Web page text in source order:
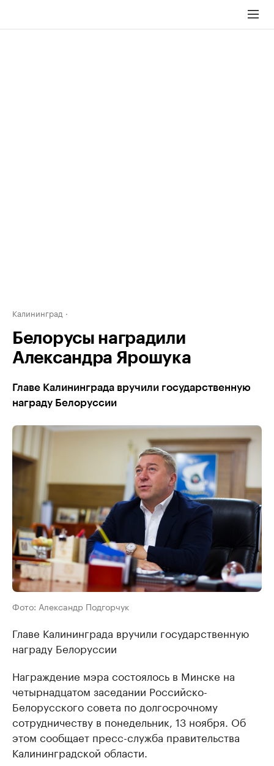
Калининград
Белорусы наградили
Александра Ярошука
Главе Калининграда вручили государственную
награду Белоруссии
Фото: Александр Подгорчук
Главе Калининграда вручили государственную
награду Белоруссии
Награждение мэра состоялось в Минске на
четырнадцатом заседании Российско-
Белорусского совета по долгосрочному
сотрудничеству в понедельник, 13 ноября. Об
этом сообщает пресс-служба правительства
Калининградской области.